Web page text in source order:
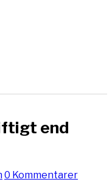
end
0 Kommentarer